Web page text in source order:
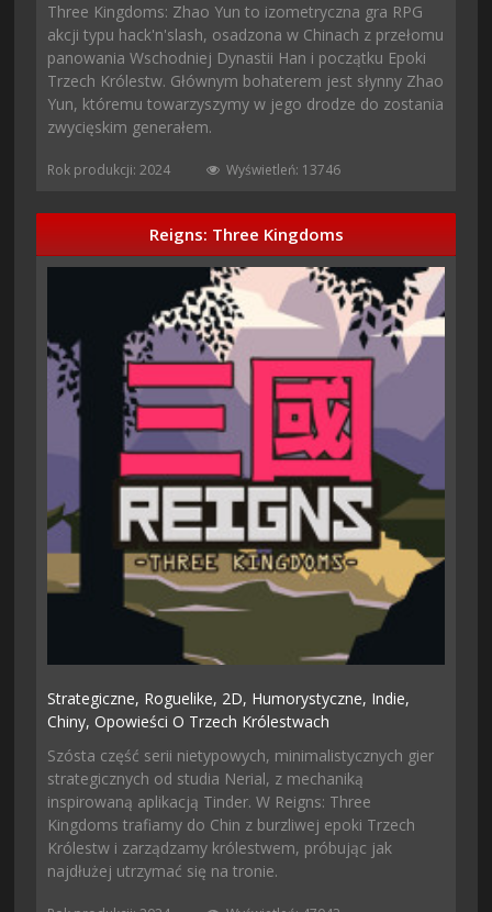
Three Kingdoms: Zhao Yun to izometryczna gra RPG
akcji typu hack'n'slash, osadzona w Chinach z przełomu
panowania Wschodniej Dynastii Han i początku Epoki
Trzech Królestw. Głównym bohaterem jest słynny Zhao
Yun, któremu towarzyszymy w jego drodze do zostania
zwycięskim generałem.
Rok produkcji: 2024 Wyświetleń: 13746
Reigns: Three Kingdoms
Strategiczne, Roguelike, 2D, Humorystyczne, Indie,
Chiny,Opowieści O Trzech Królestwach
Szósta część serii nietypowych, minimalistycznych gier
strategicznych od studia Nerial, z mechaniką
inspirowaną aplikacją Tinder. W Reigns: Three
Kingdoms trafiamy do Chin z burzliwej epoki Trzech
Królestw i zarządzamy królestwem, próbując jak
najdłużej utrzymać się na tronie.